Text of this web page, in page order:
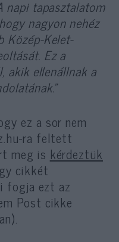
napi tapasztalatom
nagyon nehéz
Közép-Kelet-
Ez a
akik ellenállnak a
ez a sor nem
ra feltett
meg is kérdeztük
cikkét
fogja ezt az
Post cikke